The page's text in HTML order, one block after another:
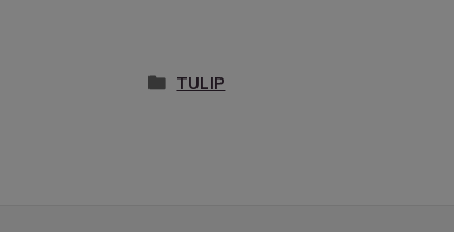
TULIP